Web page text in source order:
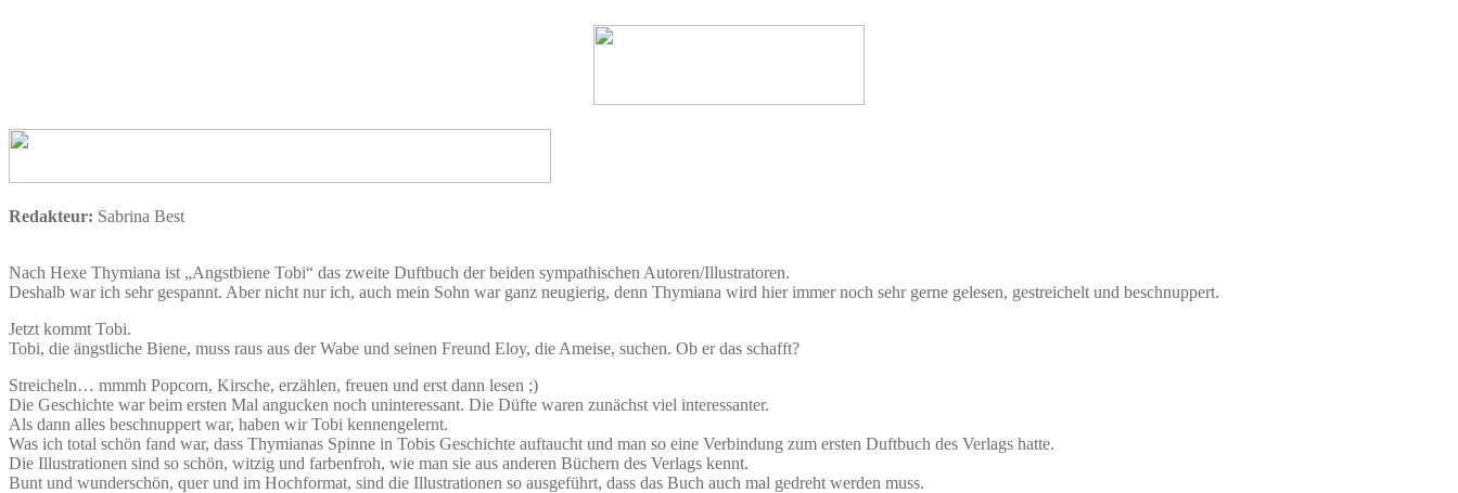
Redakteur: Sabrina Best
Nach Hexe Thymiana ist „Angstbiene Tobi“ das zweite Duftbuch der beiden sympathischen Autoren/Illustratoren.
Deshalb war ich sehr gespannt. Aber nicht nur ich, auch mein Sohn war ganz neugierig, denn Thymiana wird hier immer noch sehr gerne gelesen, gestreichelt und beschnuppert.
Jetzt kommt Tobi.
Tobi, die ängstliche Biene, muss raus aus der Wabe und seinen Freund Eloy, die Ameise, suchen. Ob er das schafft?
Streicheln… mmmh Popcorn, Kirsche, erzählen, freuen und erst dann lesen ;)
Die Geschichte war beim ersten Mal angucken noch uninteressant. Die Düfte waren zunächst viel interessanter.
Als dann alles beschnuppert war, haben wir Tobi kennengelernt.
Was ich total schön fand war, dass Thymianas Spinne in Tobis Geschichte auftaucht und man so eine Verbindung zum ersten Duftbuch des Verlags hatte.
Die Illustrationen sind so schön, witzig und farbenfroh, wie man sie aus anderen Büchern des Verlags kennt.
Bunt und wunderschön, quer und im Hochformat, sind die Illustrationen so ausgeführt, dass das Buch auch mal gedreht werden muss.